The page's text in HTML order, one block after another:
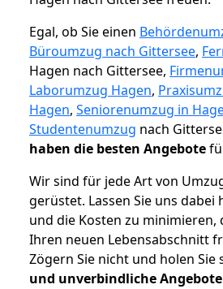
Egal, ob Sie einen
Büroumzug nach Gittersee,
Hagen nach Gittersee,
Laborumzug Hagen,
Hagen, Seniorenumzug in
Studentenumzug nach
haben die besten Angebote
Wir sind für jede Art von
gerüstet. Lassen Sie uns dabei
und die Kosten zu minimieren,
Ihren neuen Lebensabschnitt
Zögern Sie nicht und holen Sie
und unverbindliche